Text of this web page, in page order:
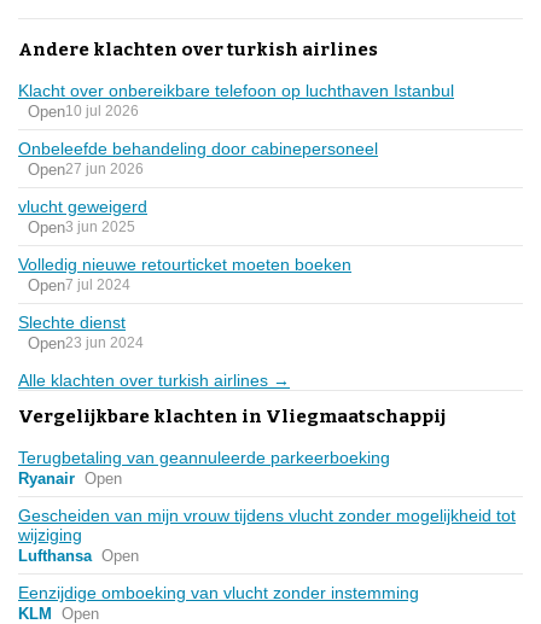
Andere klachten over turkish airlines
Klacht over onbereikbare telefoon op luchthaven Istanbul
Open10 jul 2026
Onbeleefde behandeling door cabinepersoneel
Open27 jun 2026
vlucht geweigerd
Open3 jun 2025
Volledig nieuwe retourticket moeten boeken
Open7 jul 2024
Slechte dienst
Open23 jun 2024
Alle klachten over turkish airlines →
Vergelijkbare klachten in Vliegmaatschappij
Terugbetaling van geannuleerde parkeerboeking
Ryanair Open
Gescheiden van mijn vrouw tijdens vlucht zonder mogelijkheid tot
wijziging
Lufthansa Open
Eenzijdige omboeking van vlucht zonder instemming
KLM Open